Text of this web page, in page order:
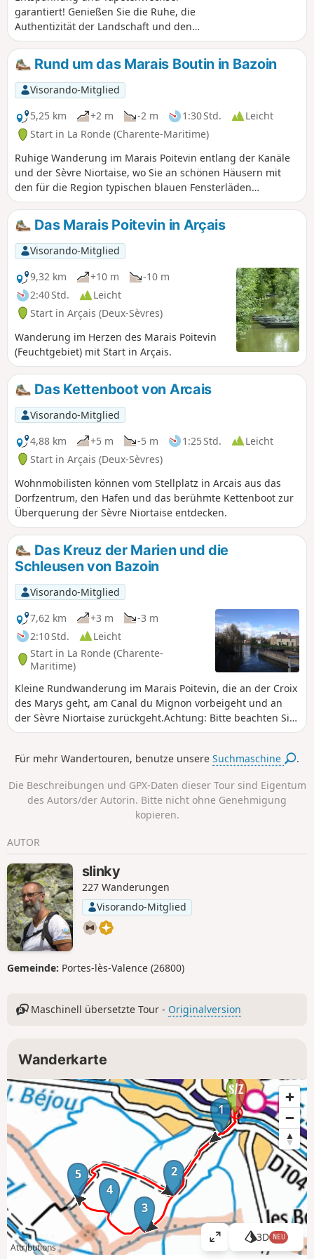
die Laubfrösche.
garantiert! Genießen Sie die Ruhe, die
Authentizität der Landschaft und den
Reichtum der Fauna und Flora. Das
Marais Poitevin, wegen seines
touristischen Teils auch „Grünes
Venedig” genannt, ist ein weitläufiges
Gebiet aus Wasser und Grün, in dem
Naturliebhaber entlang der 400 km
langen Kanäle Ruhe und Frieden finden.
Rund um das Marais Boutin in Bazoin
Visorando-Mitglied
5,25 km
+2 m -2 m 1:30 Std.
Leicht
Start in La Ronde (Charente-Maritime)
Ruhige Wanderung im Marais Poitevin entlang der Kanäle
und der Sèvre Niortaise, wo Sie an schönen Häusern mit
den für die Region typischen blauen Fensterläden
vorbeigehen.
Das Marais Poitevin in Arçais
Visorando-Mitglied
9,32 km
+10 m
-10 m
2:40 Std.
Leicht
Start in Arçais (Deux-Sèvres)
Wanderung im Herzen des Marais Poitevin
(Feuchtgebiet) mit Start in Arçais.
Das Kettenboot von Arcais
Visorando-Mitglied
4,88 km
+5 m -5 m 1:25 Std.
Leicht
Start in Arçais (Deux-Sèvres)
Wohnmobilisten können vom Stellplatz in Arcais aus das
Dorfzentrum, den Hafen und das berühmte Kettenboot zur
Überquerung der Sèvre Niortaise entdecken.
Das Kreuz der Marien und die
Schleusen von Bazoin
Visorando-Mitglied
7,62 km
+3 m
-3 m
2:10 Std.
Leicht
Start in La Ronde (Charente-
Maritime)
Kleine Rundwanderung im Marais Poitevin, die an der Croix
des Marys geht, am Canal du Mignon vorbeigeht und an
der Sèvre Niortaise zurückgeht.Achtung: Bitte beachten Sie
die Hinweise im Abschnitt „Praktische Informationen“
Für mehr Wandertouren, benutze unsereSuchmaschine .
Die Beschreibungen und GPX-Daten dieser Tour sind Eigentum
des Autors/der Autorin. Bitte nicht ohne Genehmigung
kopieren.
AUTOR
slinky
227 Wanderungen
Visorando-Mitglied
Gemeinde: Portes-lès-Valence (26800)
Maschinell übersetzte Tour - Originalversion
Wanderkarte
1
2
3
4
5
Attributions
K
3D NEU